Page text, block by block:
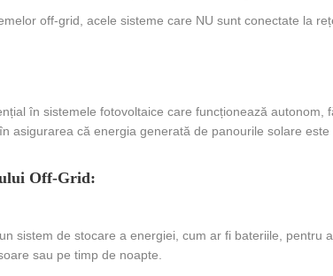
off-grid, acele sisteme care NU sunt conectate la
în sistemele fotovoltaice care funcționează autonom,
asigurarea că energia generată de panourile solare
Off-Grid:
sistem de stocare a energiei, cum ar fi bateriile, pentru
sau pe timp de noapte.